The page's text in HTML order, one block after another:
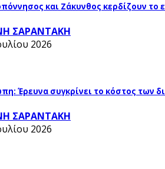
και Ζάκυνθος κερδίζουν το
ΣΑΡΑΝΤΑΚΗ
2026
Έρευνα συγκρίνει το κόστος των
ΣΑΡΑΝΤΑΚΗ
2026